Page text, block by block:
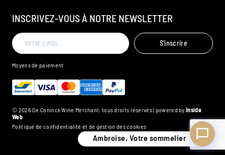
INSCRIVEZ-VOUS À NOTRE NEWSLETTER
S'inscrire
Moyens de paiement
© 2026 De Coninck Wine Merchant, tous droits réservés | powered byInside
Web
Politique de confidentialité et de gestion des cookies
Ambroise, Votre sommelier